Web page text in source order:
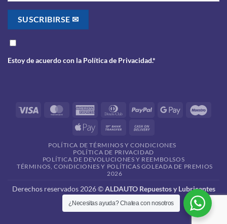
¿Necesitas ayuda? Chatea con nosotros
Estoy de acuerdo con la Política de Privacidad.*
Visa MasterCardAmerican
Dinners PayPal
Google
Apple
Bank
Delivery
POLÍTICA DE TÉRMINOS Y CONDICIONES
POLÍTICA DE PRIVACIDAD
POLÍTICA DE DEVOLUCIONES Y REEMBOLSOS
TÉRMINOS, CONDICIONES Y POLÍTICAS GOLEADA DE PREMIOS
2026
Derechos reservados 2026 ©ALDAUTO Repuestos y Lubricantes